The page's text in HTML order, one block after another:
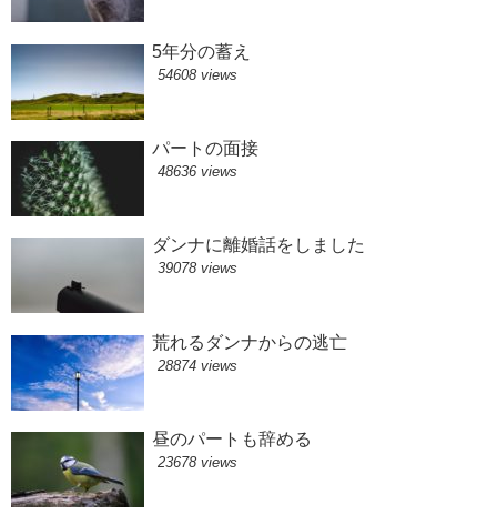
5年分の蓄え
54608 views
パートの面接
48636 views
ダンナに離婚話をしました
39078 views
荒れるダンナからの逃亡
28874 views
昼のパートも辞める
23678 views